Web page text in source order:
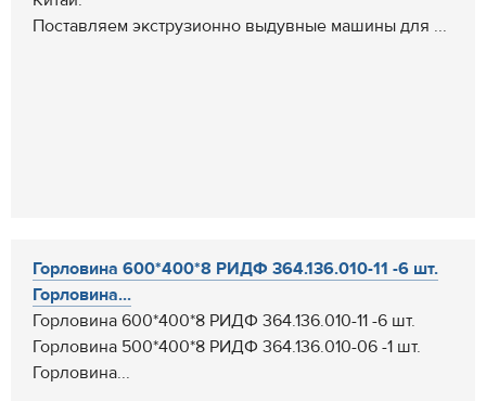
Поставляем экструзионно выдувные машины для ...
Горловина 600*400*8 РИДФ 364.136.010-11 -6 шт.
Горловина...
Горловина 600*400*8 РИДФ 364.136.010-11 -6 шт.
Горловина 500*400*8 РИДФ 364.136.010-06 -1 шт.
Горловина...